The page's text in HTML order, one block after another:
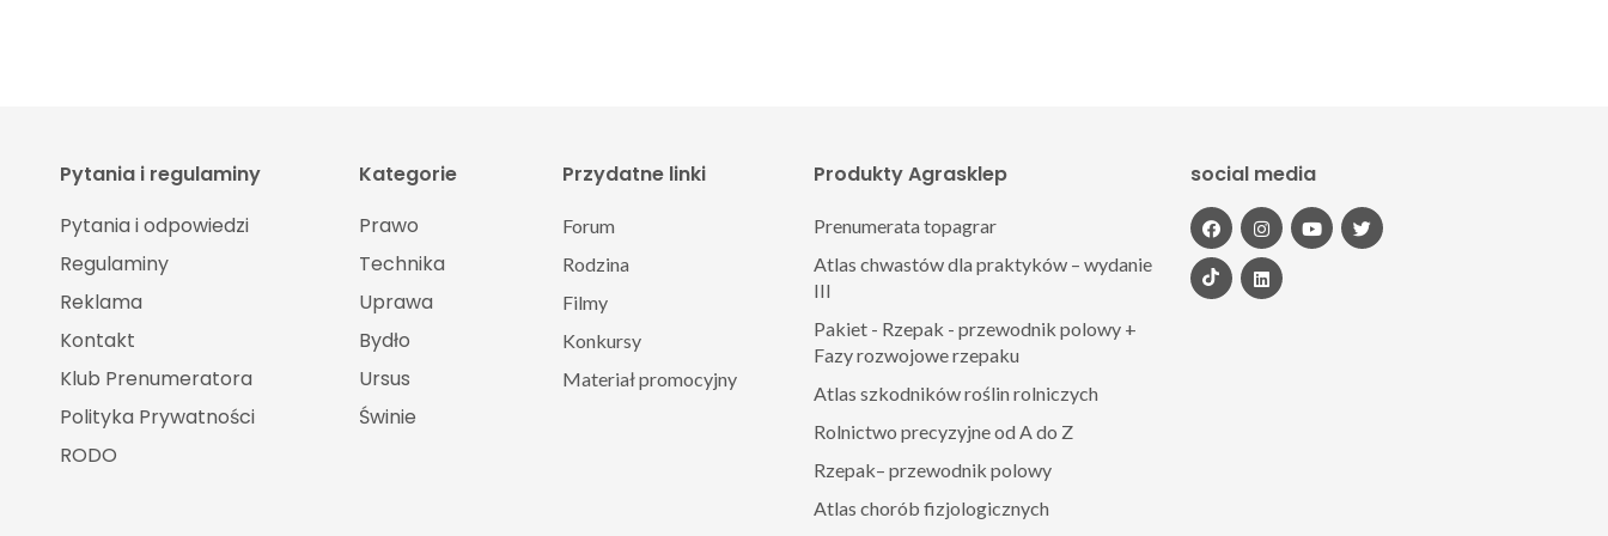
Pytania i regulaminy
Pytania i odpowiedzi
Regulaminy
Reklama
Kontakt
Klub Prenumeratora
Polityka Prywatności
RODO
Kategorie
Prawo
Technika
Uprawa
Bydło
Ursus
Świnie
Produkty Agrasklep
Prenumerata topagrar
Atlas chwastów dla praktyków – wydanie
III
Pakiet - Rzepak - przewodnik polowy +
Fazy rozwojowe rzepaku
Atlas szkodników roślin rolniczych
Rolnictwo precyzyjne od A do Z
Rzepak– przewodnik polowy
Atlas chorób fizjologicznych
Przydatne linki
Forum
Rodzina
Filmy
Konkursy
Materiał promocyjny
social media